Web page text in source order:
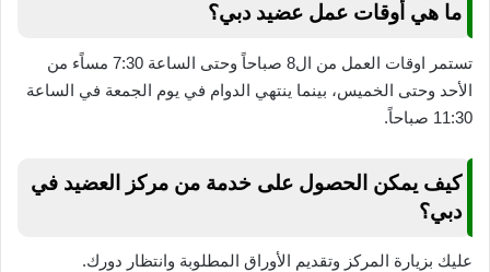
ما هي أوقات عمل عضيد دبي؟
تستمر اوقات العمل من ال8 صباحاً وحتى الساعة 7:30 مساًء من
الأحد وحتى الخميس، بينما ينتهي الدوام في يوم الجمعة في الساعة
11:30 صباحاً.
كيف يمكن الحصول على خدمة من مركز العضيد في
دبي؟
عليك بزيارة المركز وتقديم الأوراق المطلوبة وانتظار دورك.